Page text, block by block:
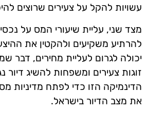
עשויות להקל על צעירים שרוצים
מצד שני, עליית שיעורי המס על
להרתיע משקיעים ולהקטין את
יכולה לגרום לעליית מחירים, דבר
זוגות צעירים ומשפחות להשיג דיור
הדינמיקה הזו כדי לפתח מדיניות
את מצב הדיור בישראל.